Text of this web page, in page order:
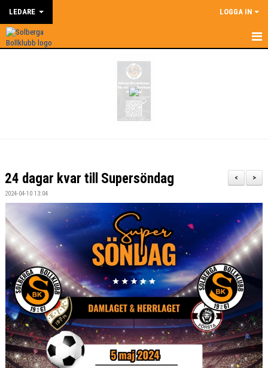
LEDARE LOGGA IN
DOKUMENT
KONTAKT
BILDGALLERI
ÅRSHJUL
>
<
24 dagar kvar till Supersöndag
2024-04-10 13:04